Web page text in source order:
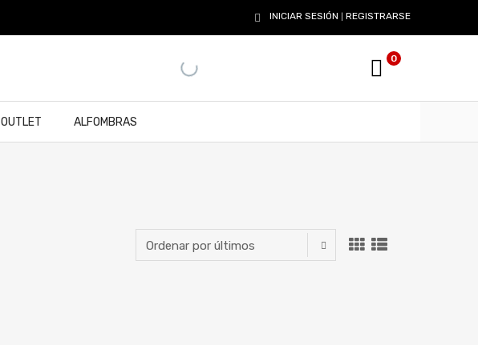
INICIAR SESIÓN REGISTRARSE
0
OUTLET ALFOMBRAS